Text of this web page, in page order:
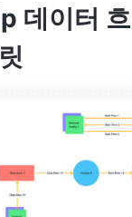
데이터